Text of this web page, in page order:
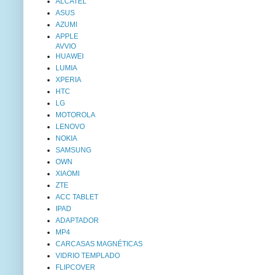
ASUS
AZUMI
APPLE
AVVIO
HUAWEI
LUMIA
XPERIA
HTC
LG
MOTOROLA
LENOVO
NOKIA
SAMSUNG
OWN
XIAOMI
ZTE
ACC TABLET
IPAD
ADAPTADOR
MP4
CARCASAS MAGNÉTICAS
VIDRIO TEMPLADO
FLIPCOVER